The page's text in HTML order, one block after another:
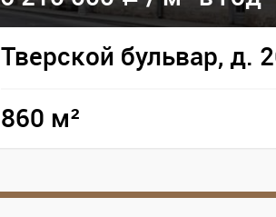
Тверской бульвар, д.
860 м²